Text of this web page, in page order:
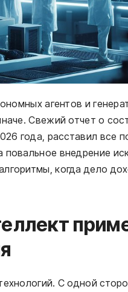
агентов и
Свежий отчет о
года, расставил все
внедрение
когда дело
С одной